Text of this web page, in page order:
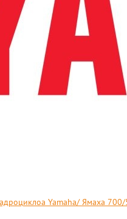
Yamaha/ Ямаха